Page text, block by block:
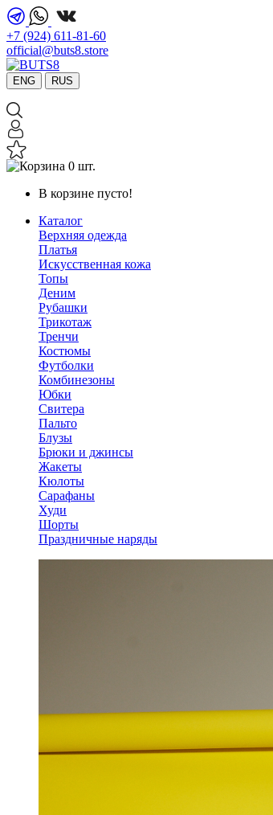
+7 (924) 611-81-60
official@buts8.store
ENG RUS
0 шт.
В корзине пусто!
Каталог
Верхняя одежда
Платья
Искусственная кожа
Топы
Деним
Рубашки
Трикотаж
Тренчи
Костюмы
Футболки
Комбинезоны
Юбки
Свитера
Пальто
Блузы
Брюки и джинсы
Жакеты
Кюлоты
Сарафаны
Худи
Шорты
Праздничные наряды